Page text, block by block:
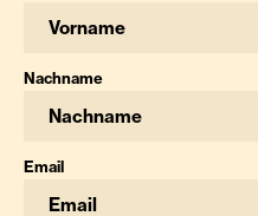
Nachname
Email